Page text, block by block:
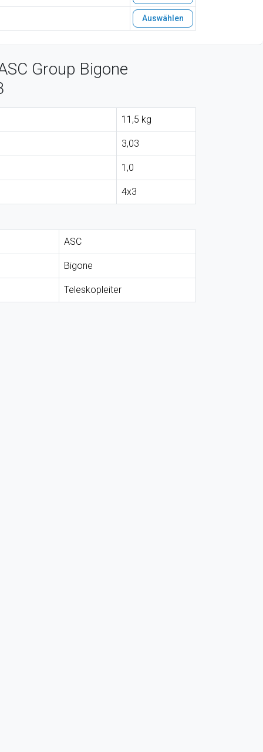
Auswählen
Group Bigone
11,5 kg
3,03
1,0
4x3
ASC
Bigone
Teleskopleiter